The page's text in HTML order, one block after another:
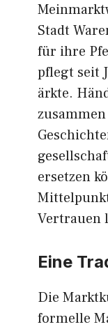
Stadt
für ihre
pf‌le‍gt seit
ärkte‌.
ersetzen
Vertrauen
Eine
Die
formel⁠le